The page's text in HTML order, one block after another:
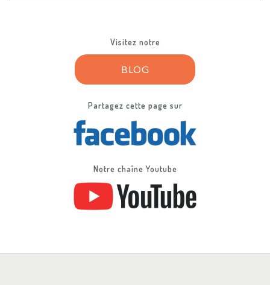
Visitez notre
BLOG
Partagez cette page sur
Notre chaîne Youtube